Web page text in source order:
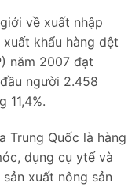
về xuất nhập
khẩu hàng dệt
năm 2007 đạt
người 2.458
Trung Quốc là hàng
dụng cụ ytế và
xuất nông sản